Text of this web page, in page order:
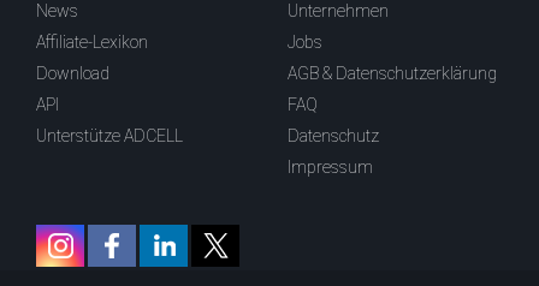
News
Affiliate-Lexikon
Download
API
Unterstütze ADCELL
Unternehmen
Jobs
AGB & Datenschutzerklärung
FAQ
Datenschutz
Impressum